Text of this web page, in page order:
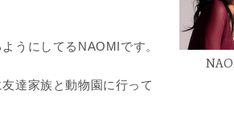
うにしてるNAOMIです。
達家族と動物園に行って